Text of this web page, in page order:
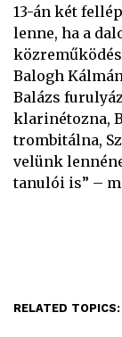
13-án két
lenne, ha a
Balogh
Balázs
klarinétozna,
trombitálna,
velünk
tanulói is” –
RELATED TOPICS: